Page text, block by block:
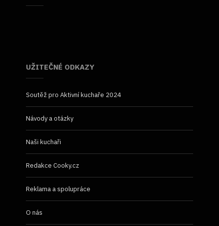
UŽITEČNÉ ODKAZY
Soutěž pro Aktivní kuchaře 2024
Návody a otázky
Naši kuchaři
Redakce Cooky.cz
Reklama a spolupráce
O nás